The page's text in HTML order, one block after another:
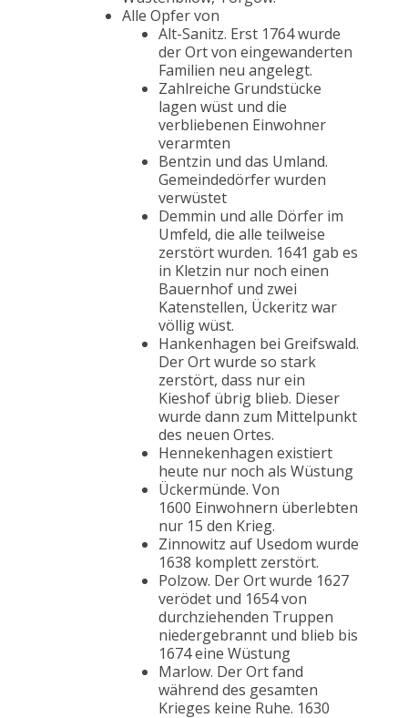
Alle Opfer von
Alt-Sanitz. Erst 1764 wurde
der Ort von eingewanderten
Familien neu angelegt.
Zahlreiche Grundstücke
lagen wüst und die
verbliebenen Einwohner
verarmten
Bentzin und das Umland.
Gemeindedörfer wurden
verwüstet
Demmin und alle Dörfer im
Umfeld, die alle teilweise
zerstört wurden. 1641 gab es
in Kletzin nur noch einen
Bauernhof und zwei
Katenstellen, Ückeritz war
völlig wüst.
Hankenhagen bei Greifswald.
Der Ort wurde so stark
zerstört, dass nur ein
Kieshof übrig blieb. Dieser
wurde dann zum Mittelpunkt
des neuen Ortes.
Hennekenhagen existiert
heute nur noch als Wüstung
Ückermünde. Von
1600 Einwohnern überlebten
nur 15 den Krieg.
Zinnowitz auf Usedom wurde
1638 komplett zerstört.
Polzow. Der Ort wurde 1627
verödet und 1654 von
durchziehenden Truppen
niedergebrannt und blieb bis
1674 eine Wüstung
Marlow. Der Ort fand
während des gesamten
Krieges keine Ruhe. 1630